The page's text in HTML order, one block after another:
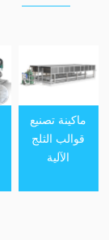
ماكينة تصنيع
قوالب الثلج
الآلية